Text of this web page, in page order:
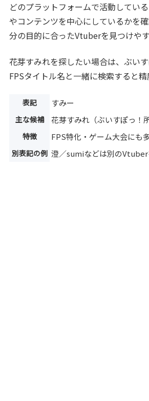
どのプラットフォームで活動してい
やコンテンツを中心にしているかを
分の目的に合ったVtuberを見つけやす
花芽すみれを探したい場合は、ぶい
FPSタイトル名と一緒に検索すると精
表記 すみー
主な候補 花芽すみれ（ぶいすぽっ！所
特徴 FPS特化・ゲーム大会にも
別表記の例 澄／sumiなどは別の